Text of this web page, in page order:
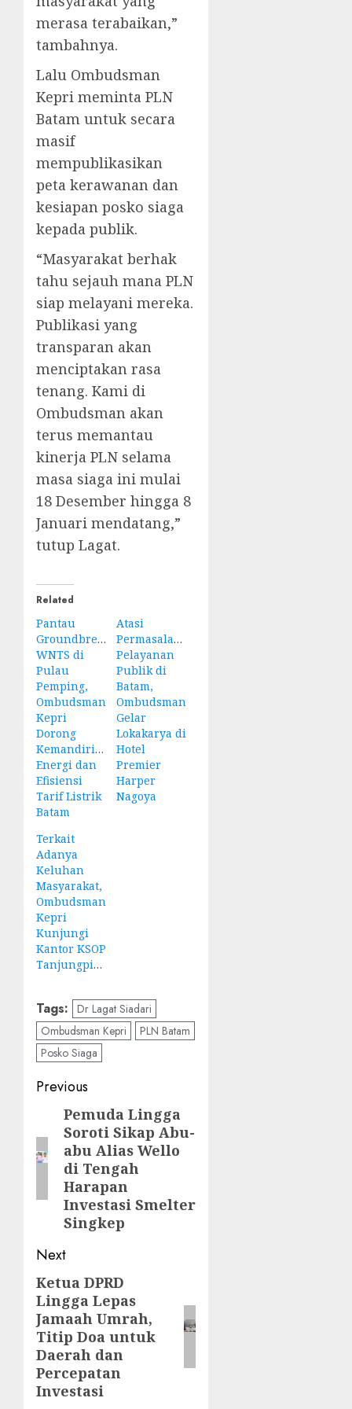
merasa terabaikan,”
tambahnya.
Lalu Ombudsman
Kepri meminta PLN
Batam untuk secara
masif
mempublikasikan
peta kerawanan dan
kesiapan posko siaga
kepada publik.
“Masyarakat berhak
tahu sejauh mana PLN
siap melayani mereka.
Publikasi yang
transparan akan
menciptakan rasa
tenang. Kami di
Ombudsman akan
terus memantau
kinerja PLN selama
masa siaga ini mulai
18 Desember hingga 8
Januari mendatang,”
tutup Lagat.
Related
Pantau
Groundbreaking
WNTS di
Pulau
Pemping,
Ombudsman
Kepri
Dorong
Kemandirian
Energi dan
Efisiensi
Tarif Listrik
Batam
Atasi
Permasalahan
Pelayanan
Publik di
Batam,
Ombudsman
Gelar
Lokakarya di
Hotel
Premier
Harper
Nagoya
Terkait
Adanya
Keluhan
Masyarakat,
Ombudsman
Kepri
Kunjungi
Kantor KSOP
Tanjungpinang
Tags: Dr Lagat Siadari
Ombudsman Kepri
PLN Batam
Posko Siaga
Post
navigation
Previous
Previous
post:
Pemuda Lingga
Soroti Sikap Abu-
abu Alias Wello
di Tengah
Harapan
Investasi Smelter
Singkep
Next
Next
post:
Ketua DPRD
Lingga Lepas
Jamaah Umrah,
Titip Doa untuk
Daerah dan
Percepatan
Investasi